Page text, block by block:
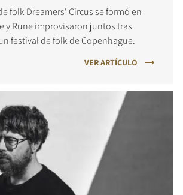
folk Dreamers' Circus se formó en
y Rune improvisaron juntos tras
festival de folk de Copenhague.
VER ARTÍCULO